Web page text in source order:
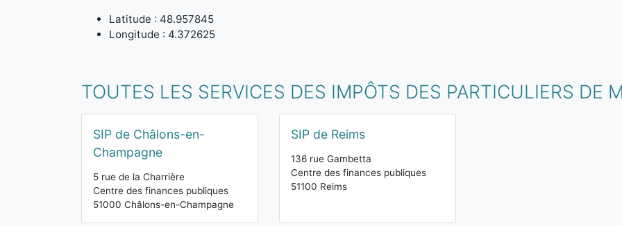
Latitude : 48.957845
Longitude : 4.372625
TOUTES LES SERVICES DES IMPÔTS DES PARTICULIERS DE
SIP de Châlons-en-
Champagne
5 rue de la Charrière
Centre des finances publiques
51000 Châlons-en-Champagne
SIP de Reims
136 rue Gambetta
Centre des finances publiques
51100 Reims